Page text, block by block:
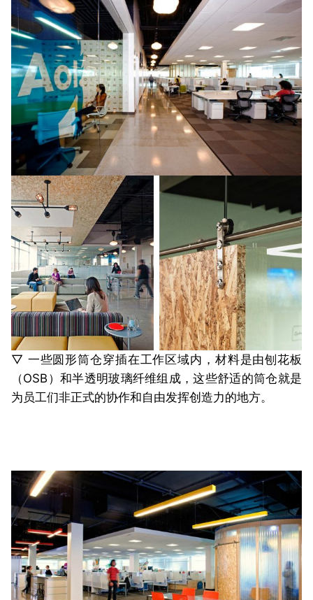
▽ 一些圆形筒仓穿插在工作区域内，材料是由刨花板
（OSB）和半透明玻璃纤维组成，这些舒适的筒仓就是
为员工们非正式的协作和自由发挥创造力的地方。